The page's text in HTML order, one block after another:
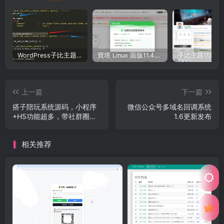
WordPress子比主题美化教程合集—持续更新中 寶塔 Linux 面版11.4.1（开心版）和 11.5.0 （抢先版）– 宝塔开心版脚本
上一篇
搭子陪玩系统源码，小程序
+H5功能超多，带社群圈子
下一篇
微信公众号多域名回调系统
1.6更新发布
相关推荐